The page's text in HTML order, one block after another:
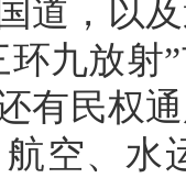
道，以
九放射
有民权
空、水